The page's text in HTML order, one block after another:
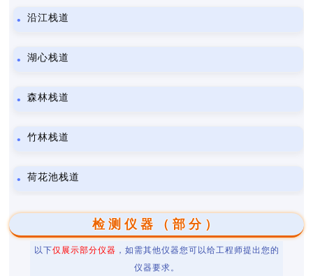
沿江栈道
湖心栈道
森林栈道
竹林栈道
荷花池栈道
检测仪器（部分）
以下仅展示部分仪器 ，如需其他仪器您可以给工程师提出您的
仪器要求。